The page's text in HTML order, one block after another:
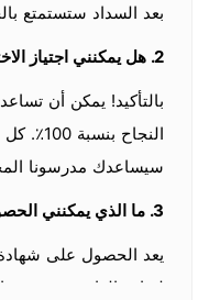
بعد السداد ستستمتع
2. هل يمكنني اجتياز الاختبار من خلال خدمة وكيل الاختبار؟
بالتأكيد! يمكن أن
النجاح
سيساعدك مدرسونا
3. ما الذي يمكنني
يعد الحصول على شهادة
لزيادة الراتب وتعزيز